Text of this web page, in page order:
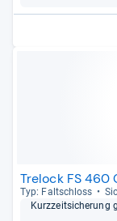
Trelock FS 460
Typ: Falt­schloss
Kurz­zeit­si­che­rung